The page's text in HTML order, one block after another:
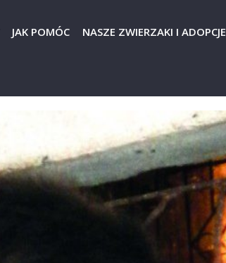
JAK POMÓC NASZE ZWIERZAKI I ADOPCJE